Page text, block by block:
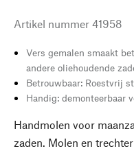
Artikel nummer 41958
Vers gemalen smaakt
andere oliehoudende
Betrouwbaar: Roestvrij
Handig: demonteerbaar
Handmolen voor
zaden. Molen en